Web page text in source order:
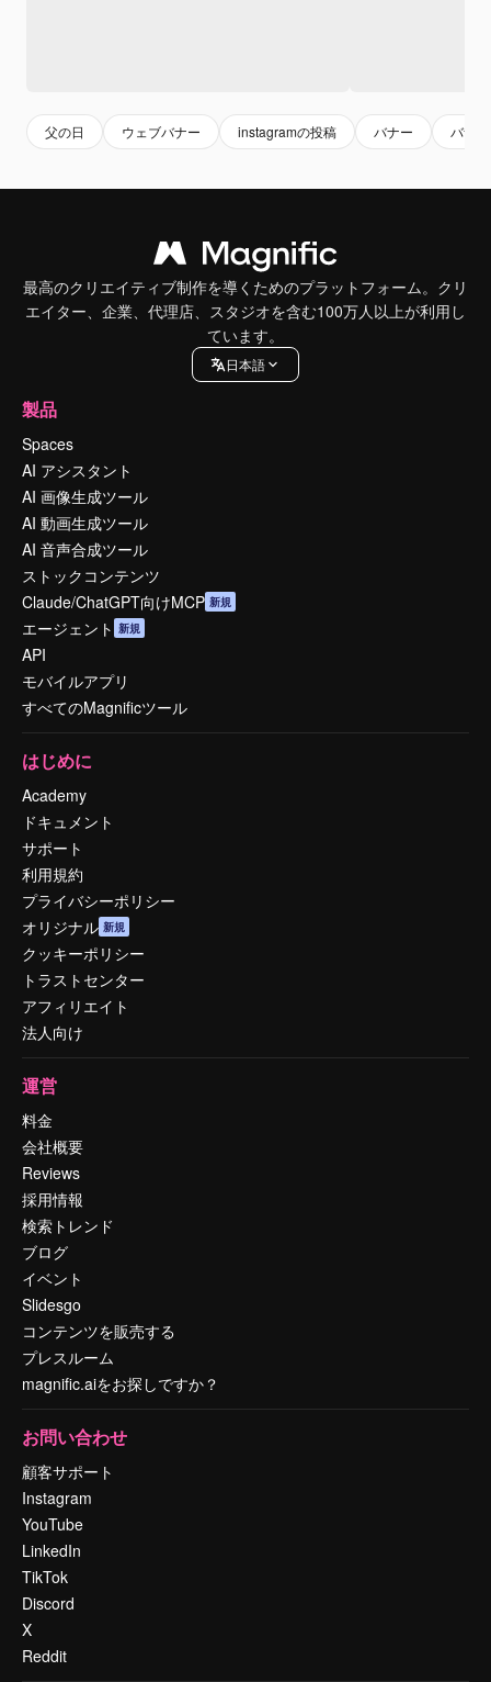
父の日 ウェブバナー instagramの投稿 バナー バナ
最高のクリエイティブ制作を導くためのプラットフォーム。クリ
エイター、企業、代理店、スタジオを含む100万人以上が利用し
ています。
日本語
製品
Spaces
AI アシスタント
AI 画像生成ツール
AI 動画生成ツール
AI 音声合成ツール
ストックコンテンツ
Claude/ChatGPT向けMCP 新規
エージェント 新規
API
モバイルアプリ
すべてのMagnificツール
はじめに
Academy
ドキュメント
サポート
利用規約
プライバシーポリシー
オリジナル 新規
クッキーポリシー
トラストセンター
アフィリエイト
法人向け
運営
料金
会社概要
Reviews
採用情報
検索トレンド
ブログ
イベント
Slidesgo
コンテンツを販売する
プレスルーム
magnific.aiをお探しですか？
お問い合わせ
顧客サポート
Instagram
YouTube
LinkedIn
TikTok
Discord
X
Reddit